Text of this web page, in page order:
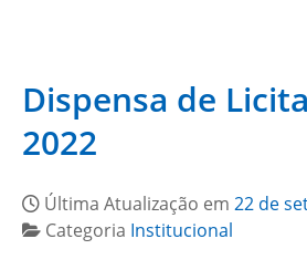
Dispensa de
2022
Última Atualização em 22 de
Categoria Institucional